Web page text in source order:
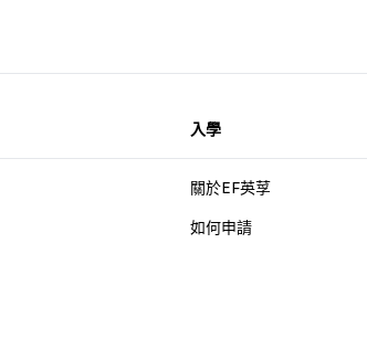
入學
關於EF英莩
如何申請